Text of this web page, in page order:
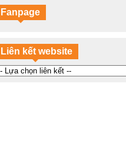
Fanpage
Liên kết website